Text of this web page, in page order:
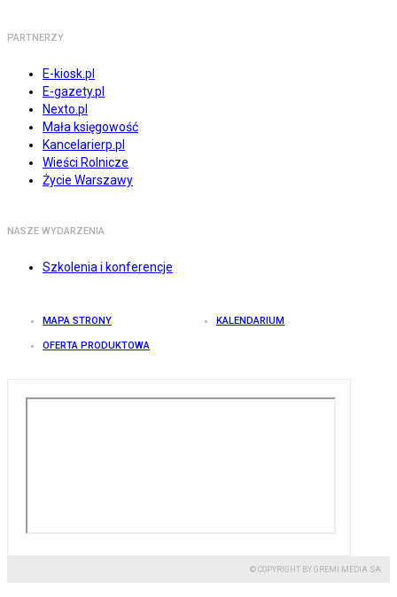
PARTNERZY
E-kiosk.pl
E-gazety.pl
Nexto.pl
Mała księgowość
Kancelarierp.pl
Wieści Rolnicze
Życie Warszawy
NASZE WYDARZENIA
Szkolenia i konferencje
MAPA STRONY KALENDARIUM
OFERTA PRODUKTOWA
© COPYRIGHT BY GREMI MEDIA SA